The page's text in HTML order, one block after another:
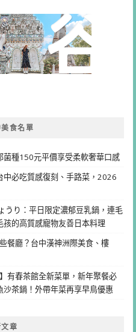
食名單
菌種150元平價享受柔軟奢華口感
必吃質感復刻、手路菜，2026
うり：平日限定濃郁豆乳鍋，連毛
的高質感寵物友善日本料理
餐廳？台中漢神洲際美食、樓
有春茶館全新菜單，新年聚餐必
茶鍋！外帶年菜再享早鳥優惠
章